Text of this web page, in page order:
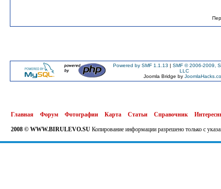
Powered by SMF 1.1.13 | SMF © 2006-2009,
LLC
Joomla Bridge by
Главная Форум Фотографии Карта Статьи Справочник
2008 © WWW.BIRULEVO.SU Копирование информации разрешено только с